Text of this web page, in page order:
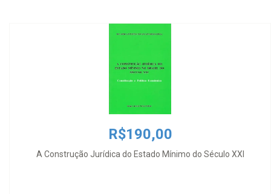
R$190,00
A Construção Jurídica do Estado Mínimo do Século XXI